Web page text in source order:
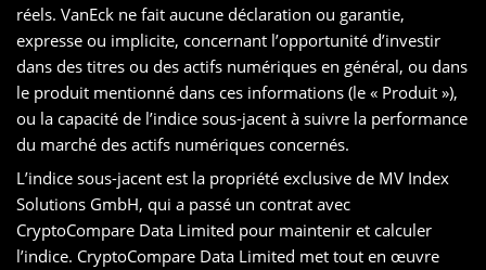
réels. VanEck ne fait aucune déclaration ou garantie,
expresse ou implicite, concernant l’opportunité d’investir
dans des titres ou des actifs numériques en général, ou dans
le produit mentionné dans ces informations (le « Produit »),
ou la capacité de l’indice sous-jacent à suivre la performance
du marché des actifs numériques concernés.
L’indice sous-jacent est la propriété exclusive de MV Index
Solutions GmbH, qui a passé un contrat avec
CryptoCompare Data Limited pour maintenir et calculer
l’indice. CryptoCompare Data Limited met tout en œuvre